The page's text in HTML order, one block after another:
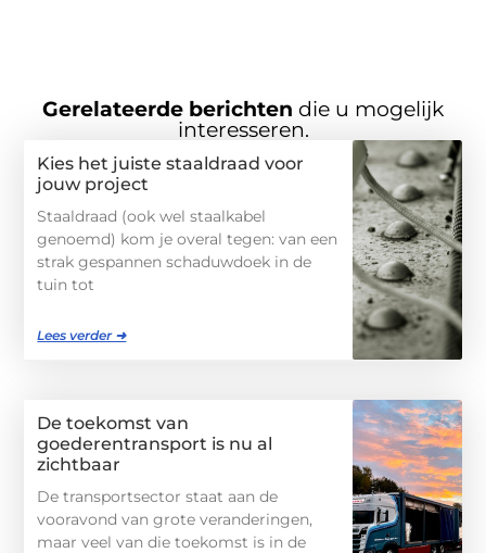
Gerelateerde berichten die u mogelijk
interesseren.
Kies het juiste staaldraad voor
jouw project
Staaldraad (ook wel staalkabel
genoemd) kom je overal tegen: van een
strak gespannen schaduwdoek in de
tuin tot
Lees verder ➜
De toekomst van
goederentransport is nu al
zichtbaar
De transportsector staat aan de
vooravond van grote veranderingen,
maar veel van die toekomst is in de